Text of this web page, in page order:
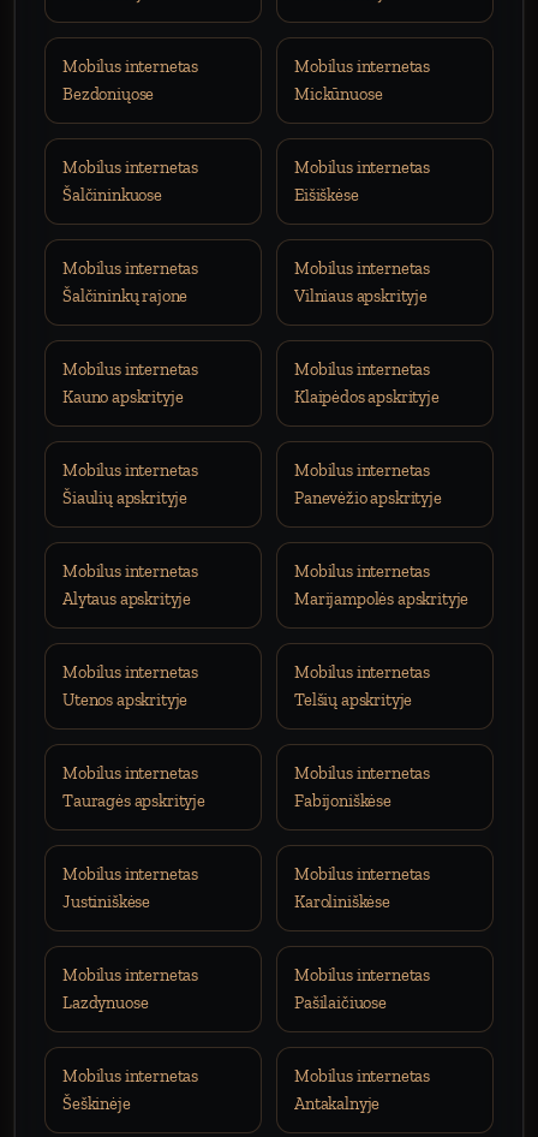
Mobilus internetas
Bezdoniųose
Mobilus internetas
Mickūnuose
Mobilus internetas
Šalčininkuose
Mobilus internetas
Eišiškėse
Mobilus internetas
Šalčininkų rajone
Mobilus internetas
Vilniaus apskrityje
Mobilus internetas
Kauno apskrityje
Mobilus internetas
Klaipėdos apskrityje
Mobilus internetas
Šiaulių apskrityje
Mobilus internetas
Panevėžio apskrityje
Mobilus internetas
Alytaus apskrityje
Mobilus internetas
Marijampolės apskrityje
Mobilus internetas
Utenos apskrityje
Mobilus internetas
Telšių apskrityje
Mobilus internetas
Tauragės apskrityje
Mobilus internetas
Fabijoniškėse
Mobilus internetas
Justiniškėse
Mobilus internetas
Karoliniškėse
Mobilus internetas
Lazdynuose
Mobilus internetas
Pašilaičiuose
Mobilus internetas
Šeškinėje
Mobilus internetas
Antakalnyje